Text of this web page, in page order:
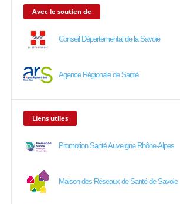
Avec le soutien de
Conseil Départemental de la Savoie
Agence Régionale de Santé
Liens utiles
Promotion Santé Auvergne Rhône-Alpes
Maison des Réseaux de Santé de Savoie